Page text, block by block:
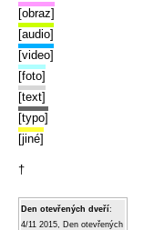
[obraz]
[audio]
[video]
[foto]
[text]
[typo]
[jiné]
†
Den otevřených dveří:
4/11 2015, Den otevřených